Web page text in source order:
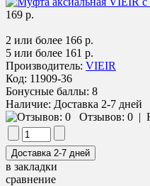
169 р.
2 или более 166 р.
5 или более 161 р.
Производитель: VIEIR
Код: 11909-36
Бонусные баллы: 8
Наличие: Доставка 2-7 дней
Отзывов: 0 |
в закладки
сравнение